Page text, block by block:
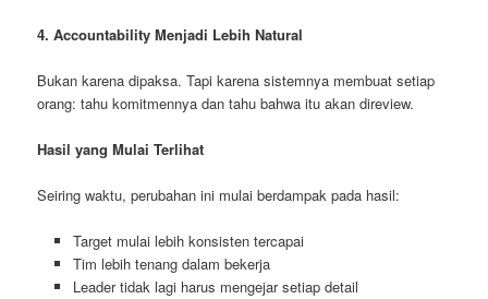
4. Accountability Menjadi Lebih Natural
Bukan karena dipaksa. Tapi karena sistemnya membuat setiap
orang: tahu komitmennya dan tahu bahwa itu akan direview.
Hasil yang Mulai Terlihat
Seiring waktu, perubahan ini mulai berdampak pada hasil:
Target mulai lebih konsisten tercapai
Tim lebih tenang dalam bekerja
Leader tidak lagi harus mengejar setiap detail